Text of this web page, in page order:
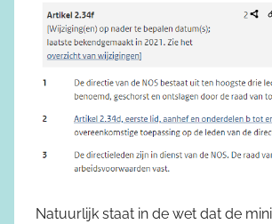
Natuurlijk staat in de wet dat de